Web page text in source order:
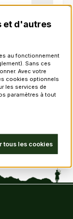
et d'autres
au fonctionnement
Sans ces
Avec votre
cookies optionnels
les services de
paramètres à tout
tous les cookies